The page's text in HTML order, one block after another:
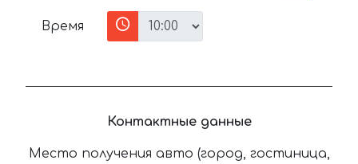
Время
Контактные данные
Место получения авто (город, гостиница,